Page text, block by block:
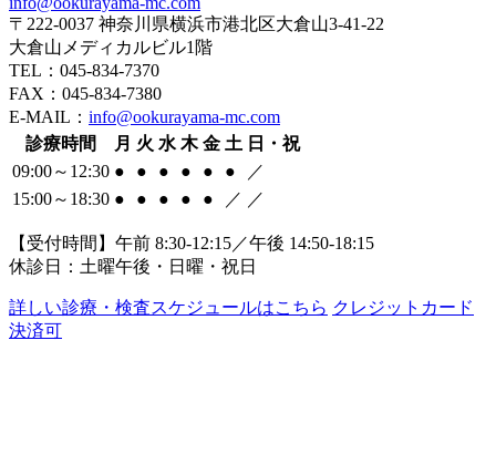
〒222-0037 神奈川県横浜市港北区大倉山3-41-22
大倉山メディカルビル1階
TEL：045-834-7370
FAX：045-834-7380
E-MAIL： info@ookurayama-mc.com
診療時間
月 火 水 木 金 土 日・祝
09:00～12:30 ● ● ● ● ● ●
／
15:00～18:30 ● ● ● ● ● ／ ／
【受付時間】午前 8:30-12:15／午後 14:50-18:15
休診日：土曜午後・日曜・祝日
詳しい診療・検査スケジュールはこちら クレジットカード
決済可